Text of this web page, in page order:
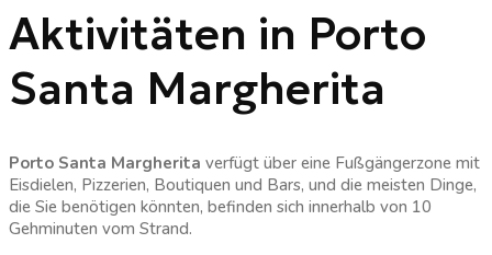
Aktivitäten in Porto
Santa Margherita
Porto Santa Margherita verfügt über eine Fußgängerzone mit
Eisdielen, Pizzerien, Boutiquen und Bars, und die meisten Dinge,
die Sie benötigen könnten, befinden sich innerhalb von 10
Gehminuten vom Strand.